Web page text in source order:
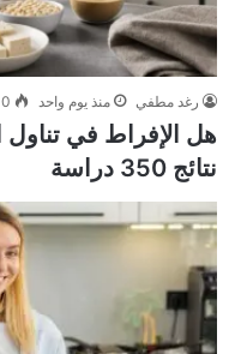
رغد مطفي منذ يوم واحد 0
هل الإفراط في تناول
نتائج 350 دراسة